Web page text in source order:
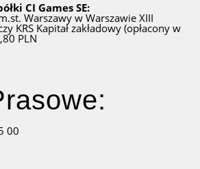
CI Games SE:
Warszawy w WarszawieXIII
KRSKapitał zakładowy (opłacony w
PLN
00